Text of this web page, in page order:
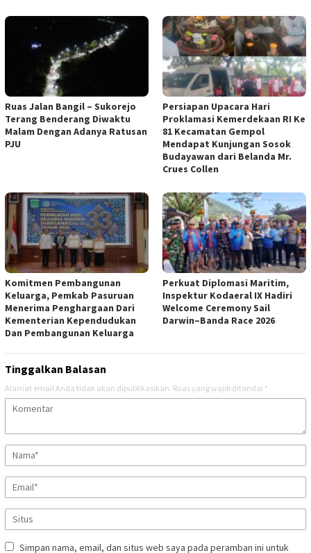
Ruas Jalan Bangil – Sukorejo
Terang Benderang Diwaktu
Malam Dengan Adanya Ratusan
PJU
Persiapan Upacara Hari
Proklamasi Kemerdekaan RI Ke
81 Kecamatan Gempol
Mendapat Kunjungan Sosok
Budayawan dari Belanda Mr.
Crues Collen
Komitmen Pembangunan
Keluarga, Pemkab Pasuruan
Menerima Penghargaan Dari
Kementerian Kependudukan
Dan Pembangunan Keluarga
Perkuat Diplomasi Maritim,
Inspektur Kodaeral IX Hadiri
Welcome Ceremony Sail
Darwin–Banda Race 2026
Tinggalkan Balasan
Alamat email Anda tidak akan dipublikasikan. Ruas yang wajib ditandai *
Simpan nama, email, dan situs web saya pada peramban ini untuk